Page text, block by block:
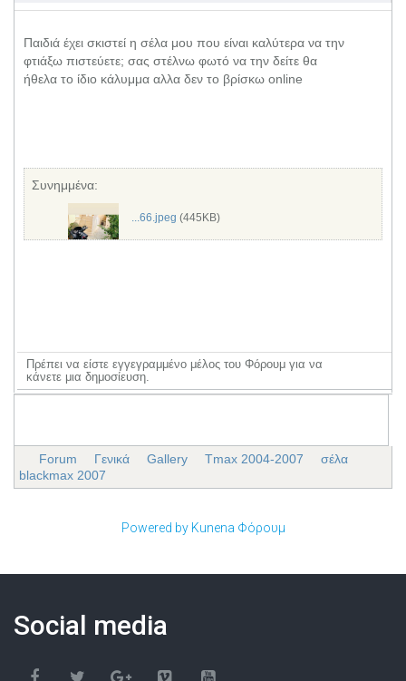
Παιδιά έχει σκιστεί η σέλα μου που είναι καλύτερα να την
φτιάξω πιστεύετε; σας στέλνω φωτό να την δείτε θα
ήθελα το ίδιο κάλυμμα αλλα δεν το βρίσκω online
Συνημμένα:
...66.jpeg (445KB)
Πρέπει να είστε εγγεγραμμένο μέλος του Φόρουμ για να
κάνετε μια δημοσίευση.
Forum Γενικά Gallery Tmax 2004-2007
σέλα
blackmax 2007
Powered by Kunena Φόρουμ
Social media